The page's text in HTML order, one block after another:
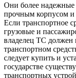
Они более
прочным корпусом и
Если транспортное
грузовые и
владелец ТС должен
транспортном
следует купить и
государстве
транспортных